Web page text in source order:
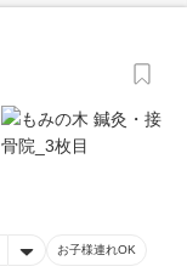
お子様連れOK